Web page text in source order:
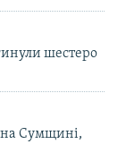
шестеро
на Сумщині,